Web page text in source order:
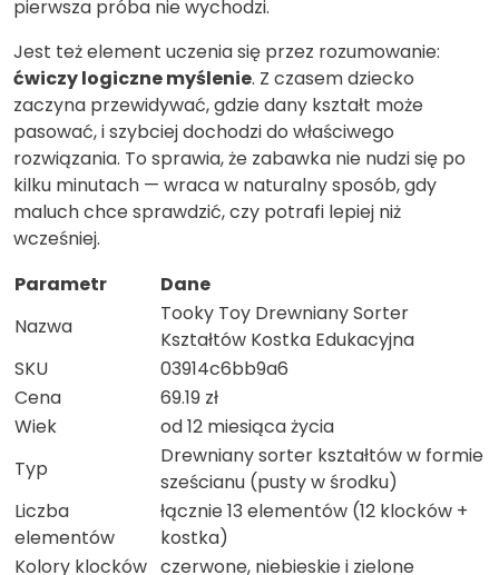
pierwsza próba nie wychodzi.
Jest też element uczenia się przez rozumowanie:
ćwiczy logiczne myślenie. Z czasem dziecko
zaczyna przewidywać, gdzie dany kształt może
pasować, i szybciej dochodzi do właściwego
rozwiązania. To sprawia, że zabawka nie nudzi się po
kilku minutach — wraca w naturalny sposób, gdy
maluch chce sprawdzić, czy potrafi lepiej niż
wcześniej.
Parametr
Dane
Nazwa
Tooky Toy Drewniany Sorter
Kształtów Kostka Edukacyjna
SKU
03914c6bb9a6
Cena
69.19 zł
Wiek
od 12 miesiąca życia
Typ
Drewniany sorter kształtów w formie
sześcianu (pusty w środku)
Liczba
elementów
łącznie 13 elementów (12 klocków +
kostka)
Kolory klocków czerwone, niebieskie i zielone